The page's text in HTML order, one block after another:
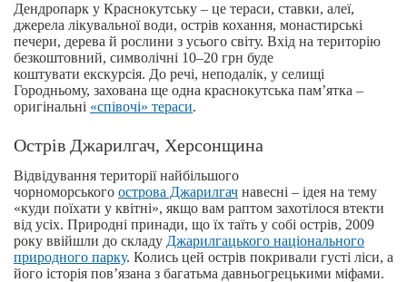
Дендропарк у Краснокутську – це тераси, ставки, алеї,
джерела лікувальної води, острів кохання, монастирські
печери, дерева й рослини з усього світу. Вхід на територію
безкоштовний, символічні 10–20 грн буде
коштувати екскурсія. До речі, неподалік, у селищі
Городньому, захована ще одна краснокутська пам’ятка –
оригінальні «співочі» тераси.
Острів Джарилгач, Херсонщина
Відвідування території найбільшого
чорноморського острова Джарилгач навесні – ідея на тему
«куди поїхати у квітні», якщо вам раптом захотілося втекти
від усіх. Природні принади, що їх таїть у собі острів, 2009
року ввійшли до складу Джарилгацького національного
природного парку. Колись цей острів покривали густі ліси, а
його історія пов’язана з багатьма давньогрецькими міфами.